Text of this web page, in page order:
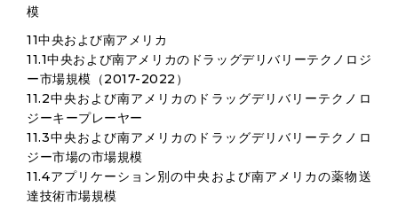
模
11中央および南アメリカ
11.1中央および南アメリカのドラッグデリバリーテクノロジ
ー市場規模（2017-2022）
11.2中央および南アメリカのドラッグデリバリーテクノロ
ジーキープレーヤー
11.3中央および南アメリカのドラッグデリバリーテクノロ
ジー市場の市場規模
11.4アプリケーション別の中央および南アメリカの薬物送
達技術市場規模